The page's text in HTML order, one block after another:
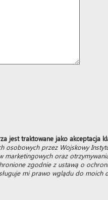
jest traktowane jako akceptacja
osobowych przez Wojskowy
marketingowych oraz
zgodnie z ustawą o
mi prawo wglądu do moich